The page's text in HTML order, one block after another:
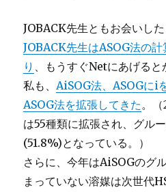
JOBACK先生ともお会いした
JOBACK先生はASOG法の
り
、もうすぐNetにあげると
私も、 AiSOG法、ASOGにi
ASOG法を拡張してきた 。
は55種類に拡張され、グル
(51.8%)となっている。）
さらに、今年はAiSOGのグ
まっていない溶媒は次世代